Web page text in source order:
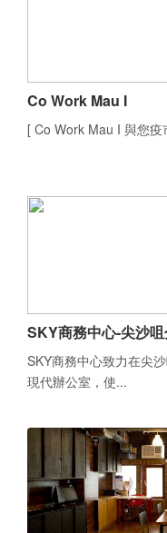
Co Work Mau I
[ Co Work Mau I 與您
SKY商務中心-尖沙
SKY商務中心致力在尖
現代辦公室，使...